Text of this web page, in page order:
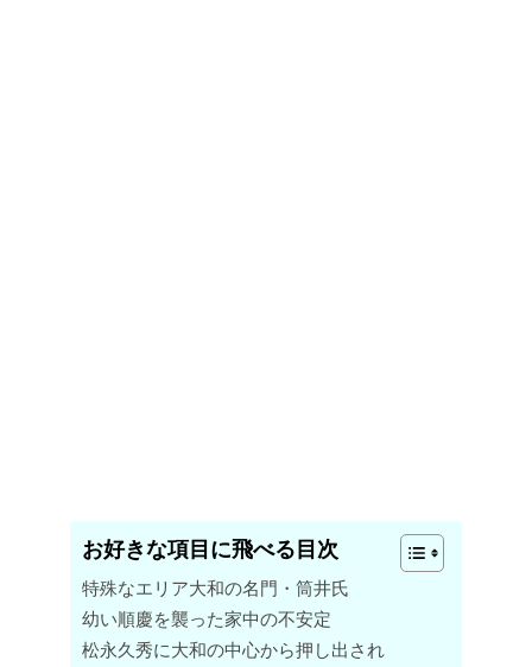
お好きな項目に飛べる目次
特殊なエリア大和の名門・筒井氏
幼い順慶を襲った家中の不安定
松永久秀に大和の中心から押し出され